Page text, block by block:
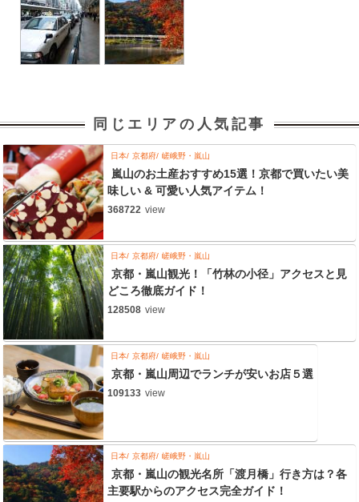
同じエリアの人気記事
日本 京都府 嵯峨野・嵐山
嵐山のお土産おすすめ15選！京都で買いたい美
味しい & 可愛い人気アイテム！
368722 view
日本 京都府 嵯峨野・嵐山
京都・嵐山観光！「竹林の小径」アクセスと見
どころ徹底ガイド！
128508 view
日本 京都府 嵯峨野・嵐山
京都・嵐山周辺でランチが安いお店５選
109133 view
日本 京都府 嵯峨野・嵐山
京都・嵐山の観光名所「渡月橋」行き方は？各
主要駅からのアクセス完全ガイド！